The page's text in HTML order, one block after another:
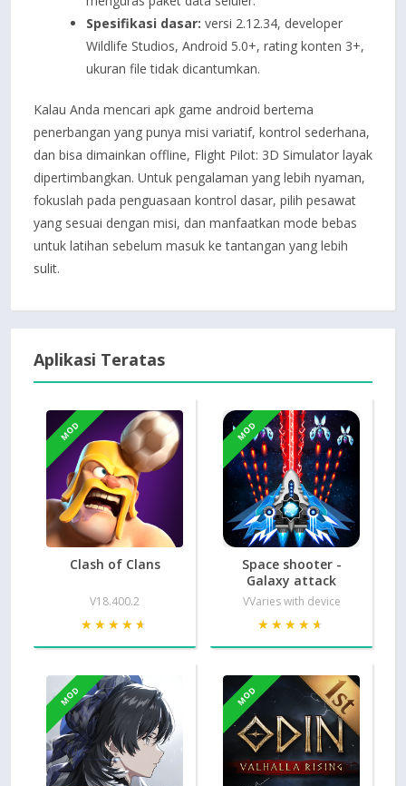
Spesifikasi dasar: versi 2.12.34, developer
Wildlife Studios, Android 5.0+, rating konten 3+,
ukuran file tidak dicantumkan.
Kalau Anda mencari apk game android bertema
penerbangan yang punya misi variatif, kontrol sederhana,
dan bisa dimainkan offline, Flight Pilot: 3D Simulator layak
dipertimbangkan. Untuk pengalaman yang lebih nyaman,
fokuslah pada penguasaan kontrol dasar, pilih pesawat
yang sesuai dengan misi, dan manfaatkan mode bebas
untuk latihan sebelum masuk ke tantangan yang lebih
sulit.
Aplikasi Teratas
MOD
Clash of Clans
V18.400.2
★★★★★
★★★★★
MOD
Space shooter -
Galaxy attack
VVaries with device
★★★★★
★★★★★
MOD MOD